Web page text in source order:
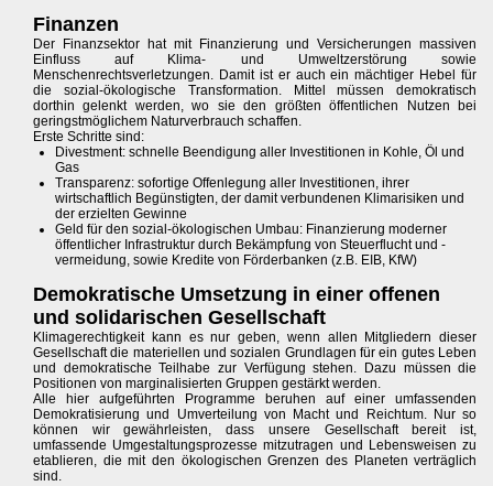
Finanzen
Der Finanzsektor hat mit Finanzierung und Versicherungen massiven
Einfluss auf Klima- und Umweltzerstörung sowie
Menschenrechtsverletzungen. Damit ist er auch ein mächtiger Hebel für
die sozial-ökologische Transformation. Mittel müssen demokratisch
dorthin gelenkt werden, wo sie den größten öffentlichen Nutzen bei
geringstmöglichem Naturverbrauch schaffen.
Erste Schritte sind:
Divestment: schnelle Beendigung aller Investitionen in Kohle, Öl und
Gas
Transparenz: sofortige Offenlegung aller Investitionen, ihrer
wirtschaftlich Begünstigten, der damit verbundenen Klimarisiken und
der erzielten Gewinne
Geld für den sozial-ökologischen Umbau: Finanzierung moderner
öffentlicher Infrastruktur durch Bekämpfung von Steuerflucht und -
vermeidung, sowie Kredite von Förderbanken (z.B. EIB, KfW)
Demokratische Umsetzung in einer offenen
und solidarischen Gesellschaft
Klimagerechtigkeit kann es nur geben, wenn allen Mitgliedern dieser
Gesellschaft die materiellen und sozialen Grundlagen für ein gutes Leben
und demokratische Teilhabe zur Verfügung stehen. Dazu müssen die
Positionen von marginalisierten Gruppen gestärkt werden.
Alle hier aufgeführten Programme beruhen auf einer umfassenden
Demokratisierung und Umverteilung von Macht und Reichtum. Nur so
können wir gewährleisten, dass unsere Gesellschaft bereit ist,
umfassende Umgestaltungsprozesse mitzutragen und Lebensweisen zu
etablieren, die mit den ökologischen Grenzen des Planeten verträglich
sind.